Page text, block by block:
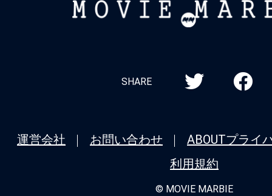
MOVIE
SHARE
運営会社 お問い合わせ ABOUTプライ
利用規約
© MOVIE MARBIE